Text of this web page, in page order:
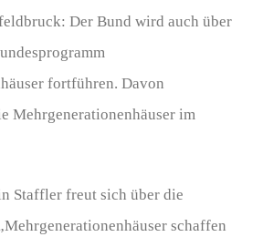
Der Bund wird auch über
fortführen. Davon
Mehrgenerationenhäuser im
Staffler freut sich über die
schaffen